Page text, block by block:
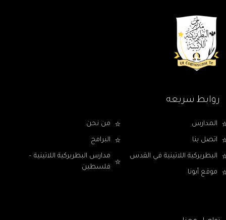
روابط سريعه
من نحن المدارس
البرامج اتصل بنا
مدارس البطريركية اللاتينية –
فلسطين
البطريركية اللاتينية في القدس
موقع أبونا